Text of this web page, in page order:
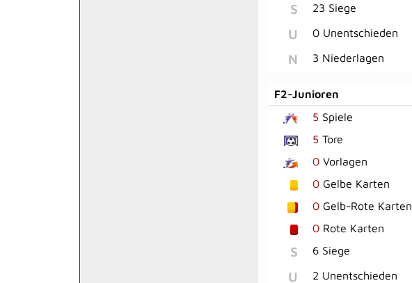
S 23 Siege
U 0 Unentschieden
N 3 Niederlagen
F2-Junioren
5 Spiele
5 Tore
0 Vorlagen
0 Gelbe Karten
0 Gelb-Rote Karten
0 Rote Karten
S 6 Siege
U 2 Unentschieden